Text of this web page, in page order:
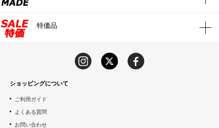
特価品
ショッピングについて
ご利用ガイド
よくある質問
お問い合わせ